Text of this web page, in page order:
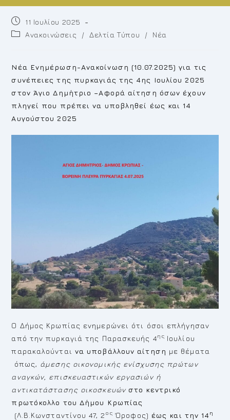
Post
published:
11 Ιουλίου 2025
PostΑνακοινώσεις / Δελτία Τύπου / Νέα
Νέα Ενημέρωση-Ανακοίνωση (10.07.2025) για τις
συνέπειες της πυρκαγιάς της 4ης Ιουλίου 2025
στον Άγιο Δημήτριο –Αφορά αίτηση όσων έχουν
πληγεί που πρέπει να υποβληθεί έως και 14
Αυγούστου 2025
Ο Δήμος Κρωπίας ενημερώνει ότι όσοι επλήγησαν
από την πυρκαγιά της Παρασκευής 4ης Ιουλίου
παρακαλούνται να υποβάλλουν αίτηση με θέματα
όπως, άμεσης οικονομικής ενίσχυσης πρώτων
αναγκών, επισκευαστικών εργασιών ή
αντικατάστασης οικοσκευών στο κεντρικό
πρωτόκολλο του Δήμου Κρωπίας
(Λ.Β.Κωνσταντίνου 47, 2 ος Όροφος) έως και την 14 η